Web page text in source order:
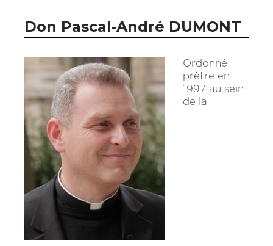
Don Pascal-André DUMONT
Ordonné
prêtre en
1997 au sein
de la